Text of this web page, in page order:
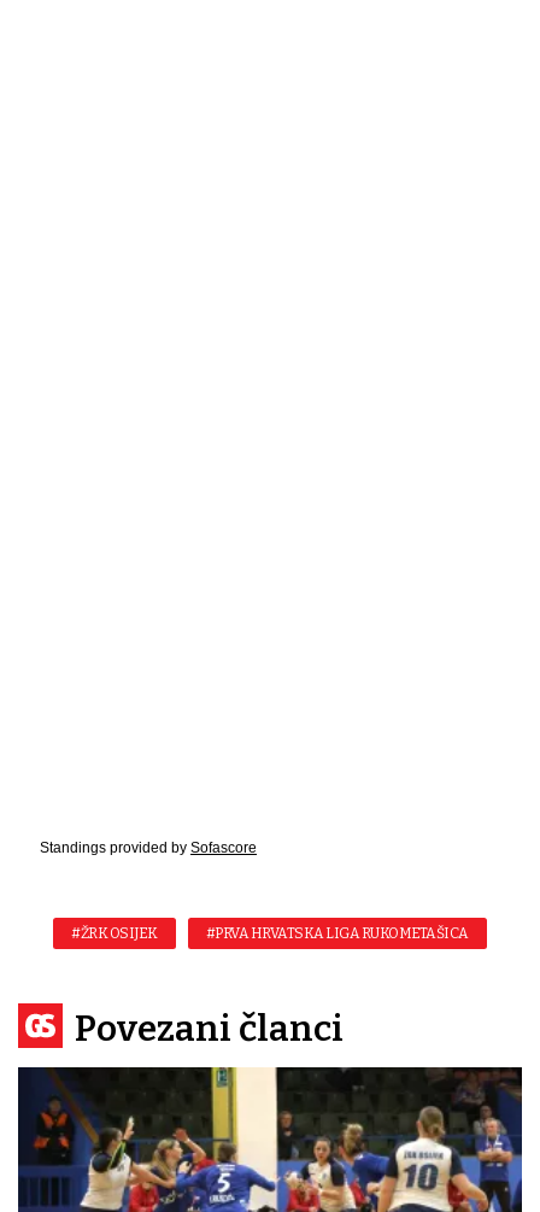
Standings provided by Sofascore
#ŽRK OSIJEK #PRVA HRVATSKA LIGA RUKOMETAŠICA
Povezani članci